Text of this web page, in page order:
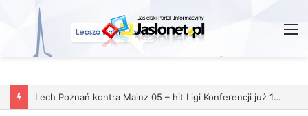
Lech Poznań kontra Mainz 05 – hit Ligi Konferencji już 11 grudnia